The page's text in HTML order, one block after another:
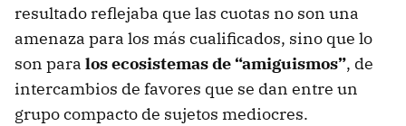
resultado reflejaba que las cuotas no son una
amenaza para los más cualificados, sino que lo
son para los ecosistemas de “amiguismos”, de
intercambios de favores que se dan entre un
grupo compacto de sujetos mediocres.